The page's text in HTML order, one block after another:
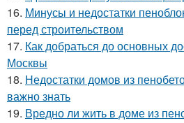
16. Минусы и недостатки
перед строительством
17. Как добраться до основных
Москвы
18. Недостатки домов из
важно знать
19. Вредно ли жить в доме из